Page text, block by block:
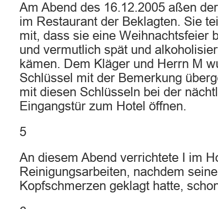
Am Abend des 16.12.2005 aßen
im Restaurant der Beklagten. Sie
mit, dass sie eine Weihnachtsfeier
und vermutlich spät und
kämen. Dem Kläger und Herrn M
Schlüssel mit der Bemerkung
mit diesen Schlüsseln bei der
Eingangstür zum Hotel öffnen.
5
An diesem Abend verrichtete I im
Reinigungsarbeiten, nachdem
Kopfschmerzen geklagt hatte,